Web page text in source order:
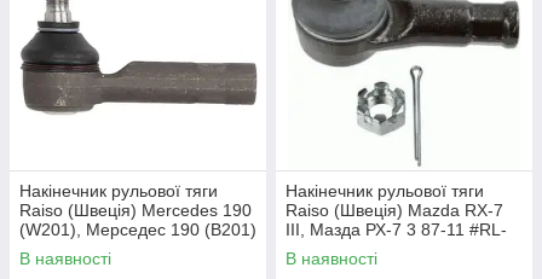
Накінечник рульової тяги
Raiso (Швеція) Mercedes 190
(W201), Мерседес 190 (В201)
82-93 #RL-338110M
UAGKZRA7
В наявності
Накінечник рульової тяги
Raiso (Швеція) Mazda RX-7
III, Мазда РХ-7 3 87-11 #RL-
232280M UAWSCEN7
В наявності